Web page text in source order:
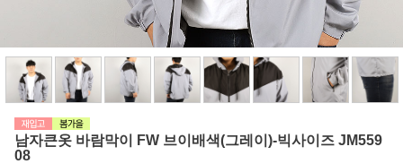
남자큰옷 바람막이 FW 브이배색(그레이)-빅사이즈 JM559
08